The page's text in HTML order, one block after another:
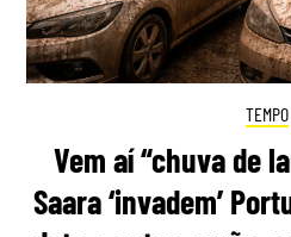
TEMPO
Vem aí “chuva de
Saara ‘invadem’